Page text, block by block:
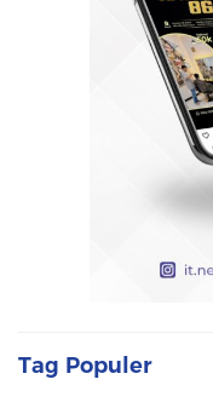
Tag Populer